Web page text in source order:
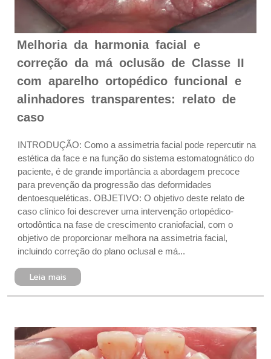
Melhoria da harmonia facial e
correção da má oclusão de Classe II
com aparelho ortopédico funcional e
alinhadores transparentes: relato de
caso
INTRODUÇÃO: Como a assimetria facial pode repercutir na
estética da face e na função do sistema estomatognático do
paciente, é de grande importância a abordagem precoce
para prevenção da progressão das deformidades
dentoesqueléticas. OBJETIVO: O objetivo deste relato de
caso clínico foi descrever uma intervenção ortopédico-
ortodôntica na fase de crescimento craniofacial, com o
objetivo de proporcionar melhora na assimetria facial,
incluindo correção do plano oclusal e má...
Leia mais